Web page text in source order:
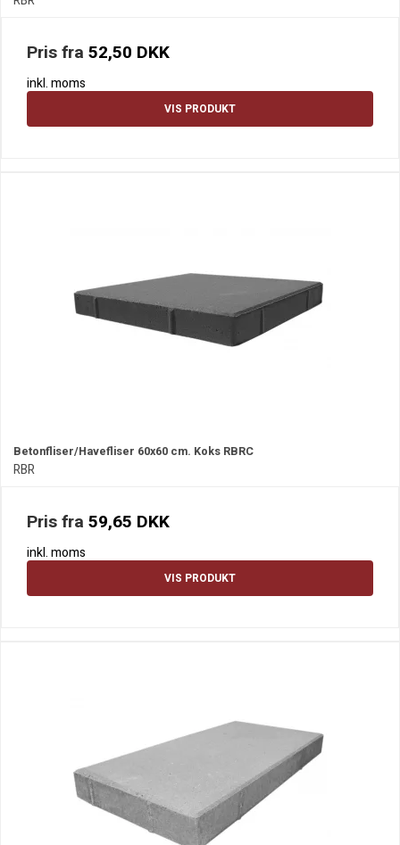
Pris fra 52,50 DKK
inkl. moms
VIS PRODUKT
Betonfliser/Havefliser 60x60 cm. Koks RBRC
RBR
Pris fra 59,65 DKK
inkl. moms
VIS PRODUKT